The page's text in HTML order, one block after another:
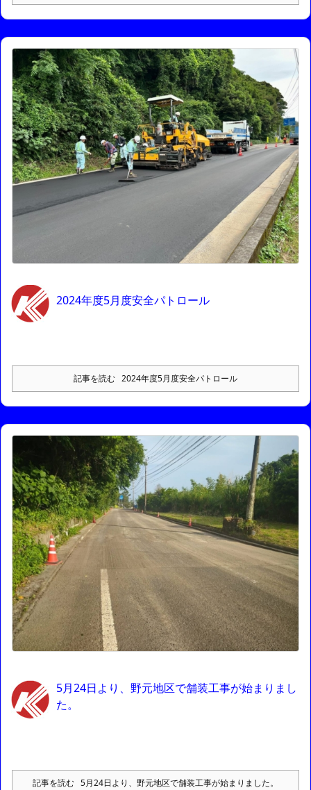
2024年度5月度安全パトロール
記事を読む 2024年度5月度安全パトロール
5月24日より、野元地区で舗装工事が始まりまし
た。
記事を読む 5月24日より、野元地区で舗装工事が始まりました。